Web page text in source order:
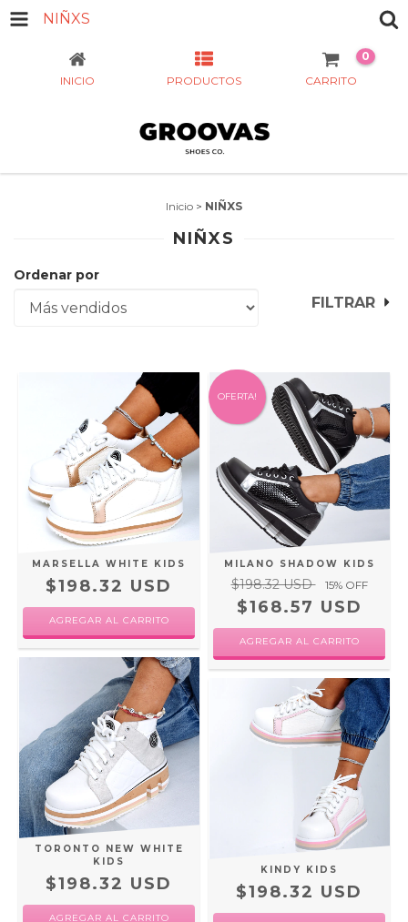
NIÑXS
INICIO PRODUCTOS CARRITO
0
Inicio > NIÑXS
NIÑXS
Ordenar por
FILTRAR
MARSELLA WHITE KIDS
$198.32 USD
AGREGAR AL CARRITO
OFERTA!
MILANO SHADOW KIDS
$198.32 USD 15% OFF
$168.57 USD
AGREGAR AL CARRITO
TORONTO NEW WHITE
KIDS
$198.32 USD
AGREGAR AL CARRITO
KINDY KIDS
$198.32 USD